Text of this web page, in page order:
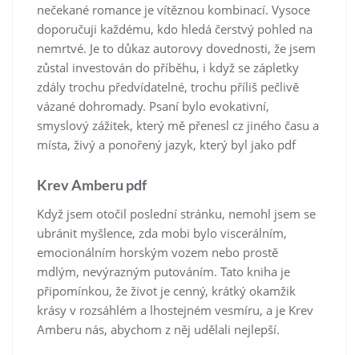
nečekané romance je vítěznou kombinací. Vysoce
doporučuji každému, kdo hledá čerstvý pohled na
nemrtvé. Je to důkaz autorovy dovednosti, že jsem
zůstal investován do příběhu, i když se zápletky
zdály trochu předvídatelné, trochu příliš pečlivě
vázané dohromady. Psaní bylo evokativní,
smyslový zážitek, který mě přenesl cz jiného času a
místa, živý a ponořený jazyk, který byl jako pdf
Krev Amberu pdf
Když jsem otočil poslední stránku, nemohl jsem se
ubránit myšlence, zda mobi bylo viscerálním,
emocionálním horským vozem nebo prostě
mdlým, nevýrazným putováním. Tato kniha je
připomínkou, že život je cenný, krátký okamžik
krásy v rozsáhlém a lhostejném vesmíru, a je Krev
Amberu nás, abychom z něj udělali nejlepší.